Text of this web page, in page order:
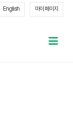
English 마이 페이지
메